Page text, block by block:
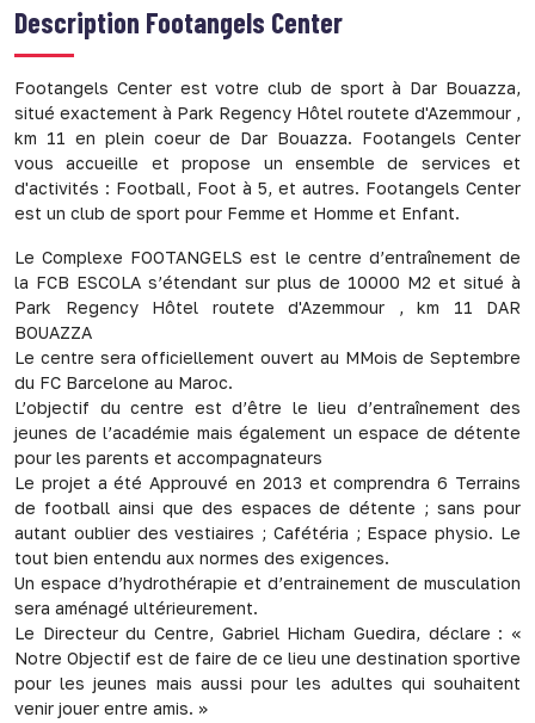
Description Footangels Center
Footangels Center est votre club de sport à Dar Bouazza,
situé exactement à Park Regency Hôtel routete d'Azemmour ,
km 11 en plein coeur de Dar Bouazza. Footangels Center
vous accueille et propose un ensemble de services et
d'activités : Football, Foot à 5, et autres. Footangels Center
est un club de sport pour Femme et Homme et Enfant.
Le Complexe FOOTANGELS est le centre d’entraînement de
la FCB ESCOLA s’étendant sur plus de 10000 M2 et situé à
Park Regency Hôtel routete d'Azemmour , km 11 DAR
BOUAZZA
Le centre sera officiellement ouvert au MMois de Septembre
du FC Barcelone au Maroc.
L’objectif du centre est d’être le lieu d’entraînement des
jeunes de l’académie mais également un espace de détente
pour les parents et accompagnateurs
Le projet a été Approuvé en 2013 et comprendra 6 Terrains
de football ainsi que des espaces de détente ; sans pour
autant oublier des vestiaires ; Cafétéria ; Espace physio. Le
tout bien entendu aux normes des exigences.
Un espace d’hydrothérapie et d’entrainement de musculation
sera aménagé ultérieurement.
Le Directeur du Centre, Gabriel Hicham Guedira, déclare : «
Notre Objectif est de faire de ce lieu une destination sportive
pour les jeunes mais aussi pour les adultes qui souhaitent
venir jouer entre amis. »